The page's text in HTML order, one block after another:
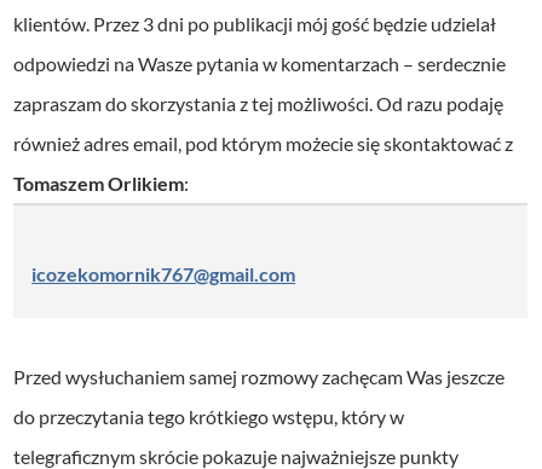
w
o
klientów. Przez 3 dni po publikacji mój gość będzie udzielał
odpowiedzi na Wasze pytania w komentarzach – serdecznie
zapraszam do skorzystania z tej możliwości. Od razu podaję
również adres email, pod którym możecie się skontaktować z
Tomaszem Orlikiem:
icozekomornik767@gmail.com
Przed wysłuchaniem samej rozmowy zachęcam Was jeszcze
do przeczytania tego krótkiego wstępu, który w
telegraficznym skrócie pokazuje najważniejsze punkty